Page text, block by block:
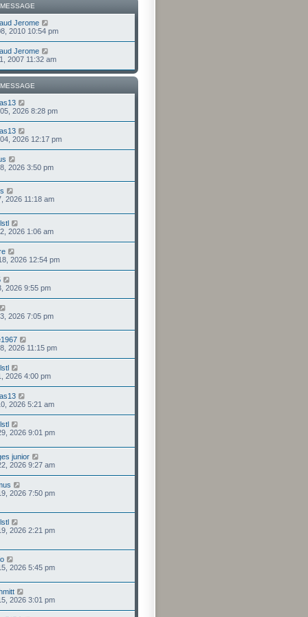
Jerome
2010 10:54 pm
Jerome
2007 11:32 am
2026 8:28 pm
2026 12:17 pm
2026 3:50 pm
2026 11:18 am
2026 1:06 am
2026 12:54 pm
2026 9:55 pm
2026 7:05 pm
2026 11:15 pm
2026 4:00 pm
2026 5:21 am
2026 9:01 pm
junior
2026 9:27 am
2026 7:50 pm
2026 2:21 pm
2026 5:45 pm
2026 3:01 pm